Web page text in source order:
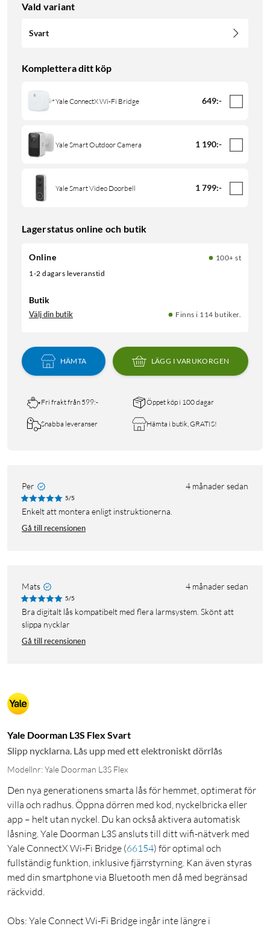
Vald variant
Svart
Komplettera ditt köp
Yale ConnectX Wi-Fi Bridge 649:-
Yale Smart Outdoor Camera 1 190:-
Yale Smart Video Doorbell 1 799:-
Lagerstatus online och butik
Online
100+ st
1-2 dagars leveranstid
Butik
Välj din butik Finns i 114 butiker.
HÄMTA LÄGG I VARUKORGEN
Fri frakt från 599:- Öppet köp i 100 dagar
Snabba leveranser Hämta i butik, GRATIS!
Per 4 månader sedan
5/5
Enkelt att montera enligt instruktionerna.
Gå till recensionen
Mats 4 månader sedan
5/5
Bra digitalt lås kompatibelt med flera larmsystem. Skönt att
slippa nycklar
Gå till recensionen
Yale Doorman L3S Flex Svart
Slipp nycklarna. Lås upp med ett elektroniskt dörrlås
Modellnr: Yale Doorman L3S Flex
Den nya generationens smarta lås för hemmet, optimerat för
villa och radhus. Öppna dörren med kod, nyckelbricka eller
app – helt utan nyckel. Du kan också aktivera automatisk
låsning. Yale Doorman L3S ansluts till ditt wifi-nätverk med
Yale ConnectX Wi-Fi Bridge (66154) för optimal och
fullständig funktion, inklusive fjärrstyrning. Kan även styras
med din smartphone via Bluetooth men då med begränsad
räckvidd.
Obs: Yale Connect Wi-Fi Bridge ingår inte längre i